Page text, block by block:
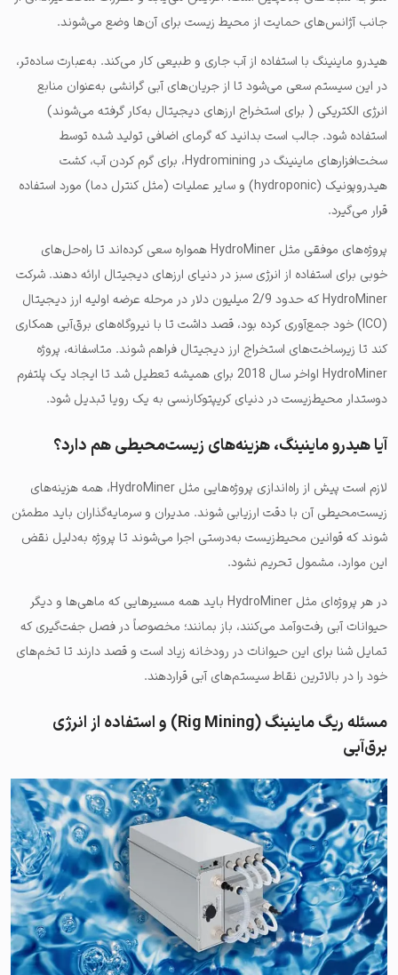
جانب آژانس‌های حمایت از محیط‌ زیست برای آن‌ها وضع می‌شوند.
هیدرو ماینینگ با استفاده از آب جاری و طبیعی کار می‌کند. به‌عبارت ساده‌تر،
در این سیستم سعی می‌شود تا از جریان‌های آبی گرانشی به‌عنوان منابع
انرژی الکتریکی ( برای استخراج ارزهای دیجیتال به‌کار گرفته می‌شوند)
استفاده شود. جالب است بدانید که گرمای اضافی تولید شده توسط
سخت‌افزارهای ماینینگ در Hydromining، برای گرم کردن آب، کشت
هیدروپونیک (hydroponic) و سایر عملیات (مثل کنترل دما) مورد استفاده
قرار می‌گیرد.
پروژه‌های موفقی مثل HydroMiner همواره سعی کرده‌اند تا راه‌حل‌های
خوبی برای استفاده از انرژی سبز در دنیای ارزهای دیجیتال ارائه دهند. شرکت
HydroMiner که حدود 2/9 میلیون دلار در مرحله عرضه اولیه ارز دیجیتال
(ICO) خود جمع‌آوری کرده بود، قصد داشت تا با نیروگاه‌های برق‌‌آبی همکاری
کند تا زیرساخت‌های استخراج ارز دیجیتال فراهم شوند. متاسفانه، پروژه
HydroMiner
اواخر سال 2018 برای همیشه تعطیل شد تا ایجاد یک پلتفرم
دوستدار محیط‌زیست در دنیای کریپتوکارنسی به یک رویا تبدیل شود.
آیا هیدرو ماینینگ، هزینه‌های زیست‌محیطی هم دارد؟
لازم است پیش از راه‌اندازی پروژه‌هایی مثل HydroMiner، همه هزینه‌های
زیست‌محیطی آن با دقت ارزیابی شوند. مدیران و سرمایه‌گذاران باید مطمئن
شوند که قوانین محیط‌زیست به‌درستی اجرا می‌شوند تا پروژه به‌دلیل نقض
این موارد، مشمول تحریم نشود.
در هر پروژه‌ای مثل HydroMiner باید همه مسیرهایی که ماهی‌ها و دیگر
حیوانات آبی رفت‌وآمد می‌کنند، باز بمانند؛ مخصوصاً در فصل جفت‌گیری که
تمایل شنا برای این حیوانات در رودخانه زیاد است و قصد دارند تا تخم‌های
خود را در بالاترین نقاط سیستم‌های آبی قراردهند.
مسئله ریگ ماینینگ (Rig Mining) و استفاده از انرژی
برق‌آبی